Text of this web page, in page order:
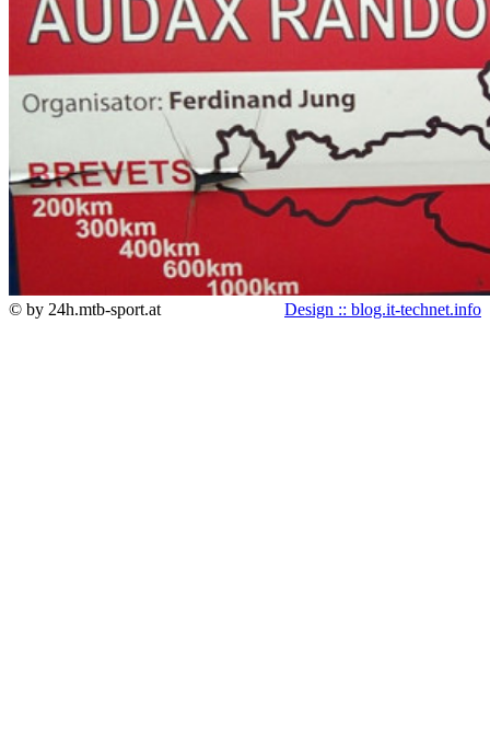
© by 24h.mtb-sport.at Design :: blog.it-technet.info